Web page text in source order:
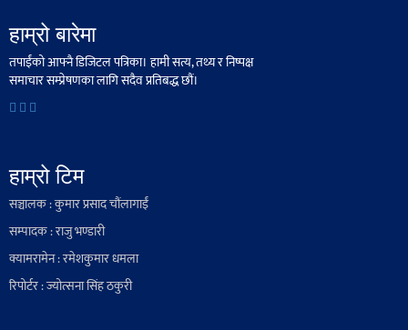
हाम्रो बारेमा
तपाईंको आफ्नै डिजिटल पत्रिका। हामी सत्य, तथ्य र निष्पक्ष
समाचार सम्प्रेषणका लागि सदैव प्रतिबद्ध छौं।
हाम्रो टिम
सञ्चालक : कुमार प्रसाद चौंलागाईं
सम्पादक : राजु भण्डारी
क्यामरामेन : रमेशकुमार धमला
रिपोर्टर : ज्योत्सना सिंह ठकुरी